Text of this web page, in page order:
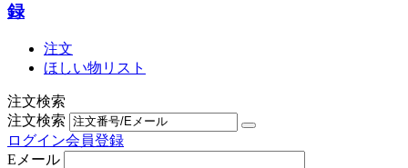
録
注文
ほしい物リスト
注文検索
注文検索
ログイン会員登録
Eメール